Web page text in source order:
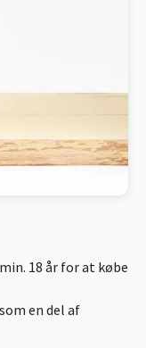
18 år for at købe
en del af